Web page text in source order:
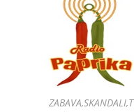
ZABAVA,SKANDALI,T